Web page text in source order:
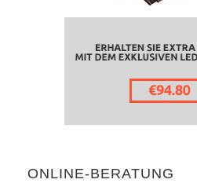
ONLINE-BERATUNG